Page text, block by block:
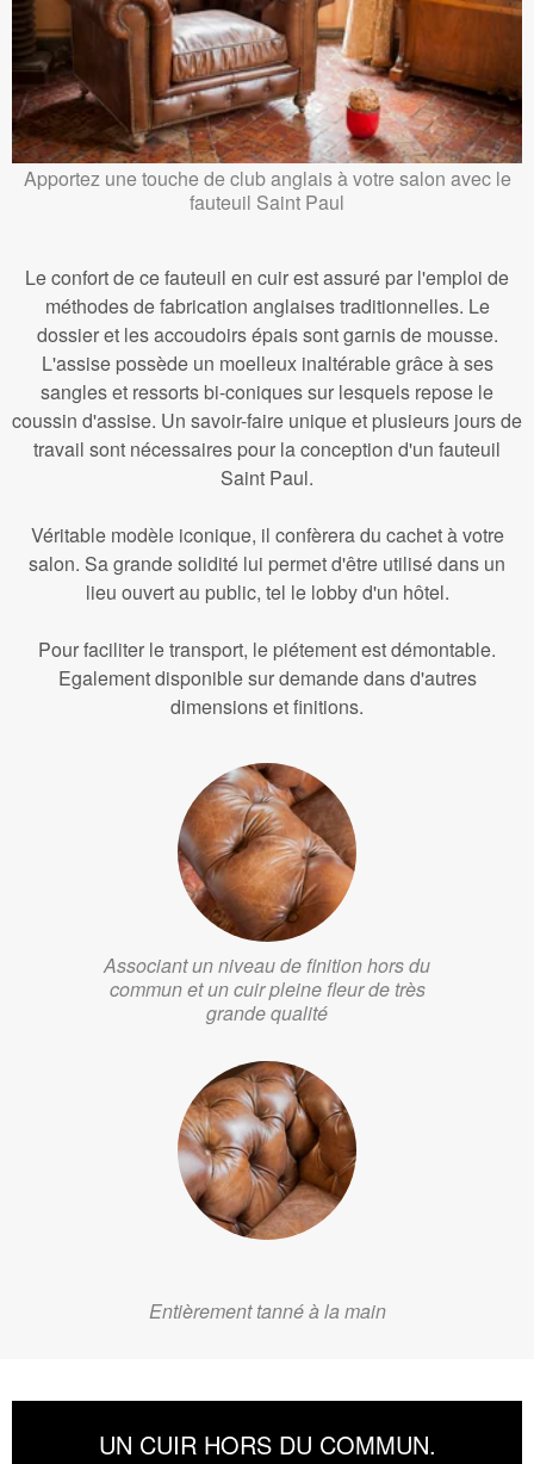
Apportez une touche de club anglais à votre salon avec le
fauteuil Saint Paul
Le confort de ce fauteuil en cuir est assuré par l'emploi de
méthodes de fabrication anglaises traditionnelles. Le
dossier et les accoudoirs épais sont garnis de mousse.
L'assise possède un moelleux inaltérable grâce à ses
sangles et ressorts bi-coniques sur lesquels repose le
coussin d'assise. Un savoir-faire unique et plusieurs jours de
travail sont nécessaires pour la conception d'un fauteuil
Saint Paul.
Véritable modèle iconique, il confèrera du cachet à votre
salon. Sa grande solidité lui permet d'être utilisé dans un
lieu ouvert au public, tel le lobby d'un hôtel.
Pour faciliter le transport, le piétement est démontable.
Egalement disponible sur demande dans d'autres
dimensions et finitions.
Associant un niveau de finition hors du
commun et un cuir pleine fleur de très
grande qualité
Entièrement tanné à la main
UN CUIR HORS DU COMMUN.